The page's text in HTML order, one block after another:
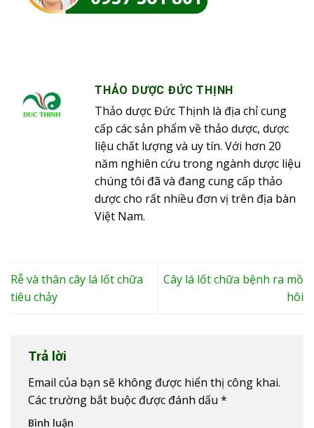
THẢO DƯỢC ĐỨC THỊNH
Thảo dược Đức Thịnh là địa chỉ cung
cấp các sản phẩm về thảo dược, dược
liệu chất lượng và uy tín. Với hơn 20
năm nghiên cứu trong ngành dược liệu
chúng tôi đã và đang cung cấp thảo
dược cho rất nhiều đơn vị trên địa bàn
Việt Nam.
Rễ và thân cây lá lốt chữa
tiêu chảy
Cây lá lốt chữa bệnh ra mồ
hôi
Trả lời
Email của bạn sẽ không được hiển thị công khai.
Các trường bắt buộc được đánh dấu *
Bình luận